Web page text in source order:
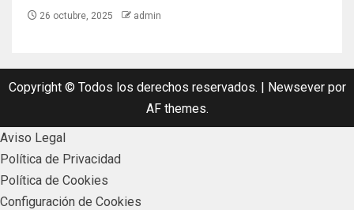
26 octubre, 2025 admin
Copyright © Todos los derechos reservados. | Newseverpor
AF themes.
Aviso Legal
Política de Privacidad
Política de Cookies
Configuración de Cookies